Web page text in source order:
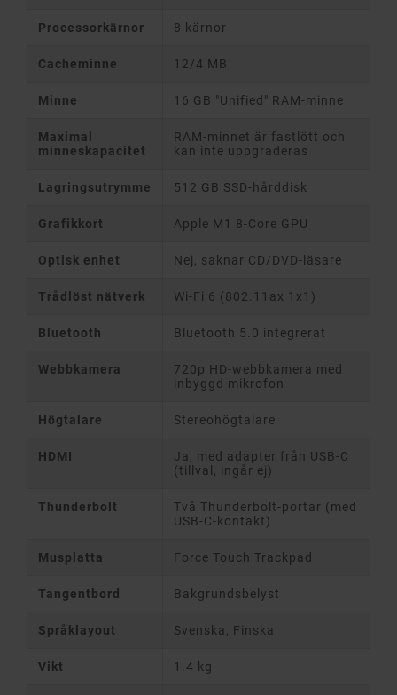
Processorkärnor 8 kärnor
Cacheminne 12/4 MB
Minne 16 GB "Unified" RAM-minne
Maximal
minneskapacitet
RAM-minnet är fastlött och
kan inte uppgraderas
Lagringsutrymme 512 GB SSD-hårddisk
Grafikkort Apple M1 8-Core GPU
Optisk enhet Nej, saknar CD/DVD-läsare
Trådlöst nätverk Wi-Fi 6 (802.11ax 1x1)
Bluetooth Bluetooth 5.0 integrerat
Webbkamera
720p HD-webbkamera med
inbyggd mikrofon
Högtalare Stereohögtalare
HDMI
Ja, med adapter från USB-C
(tillval, ingår ej)
Thunderbolt
Två Thunderbolt-portar (med
USB-C-kontakt)
Musplatta Force Touch Trackpad
Tangentbord Bakgrundsbelyst
Språklayout Svenska, Finska
Vikt 1.4 kg